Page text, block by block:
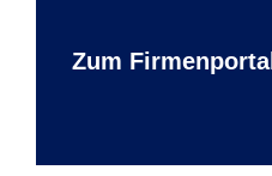
Zum Firmenportal